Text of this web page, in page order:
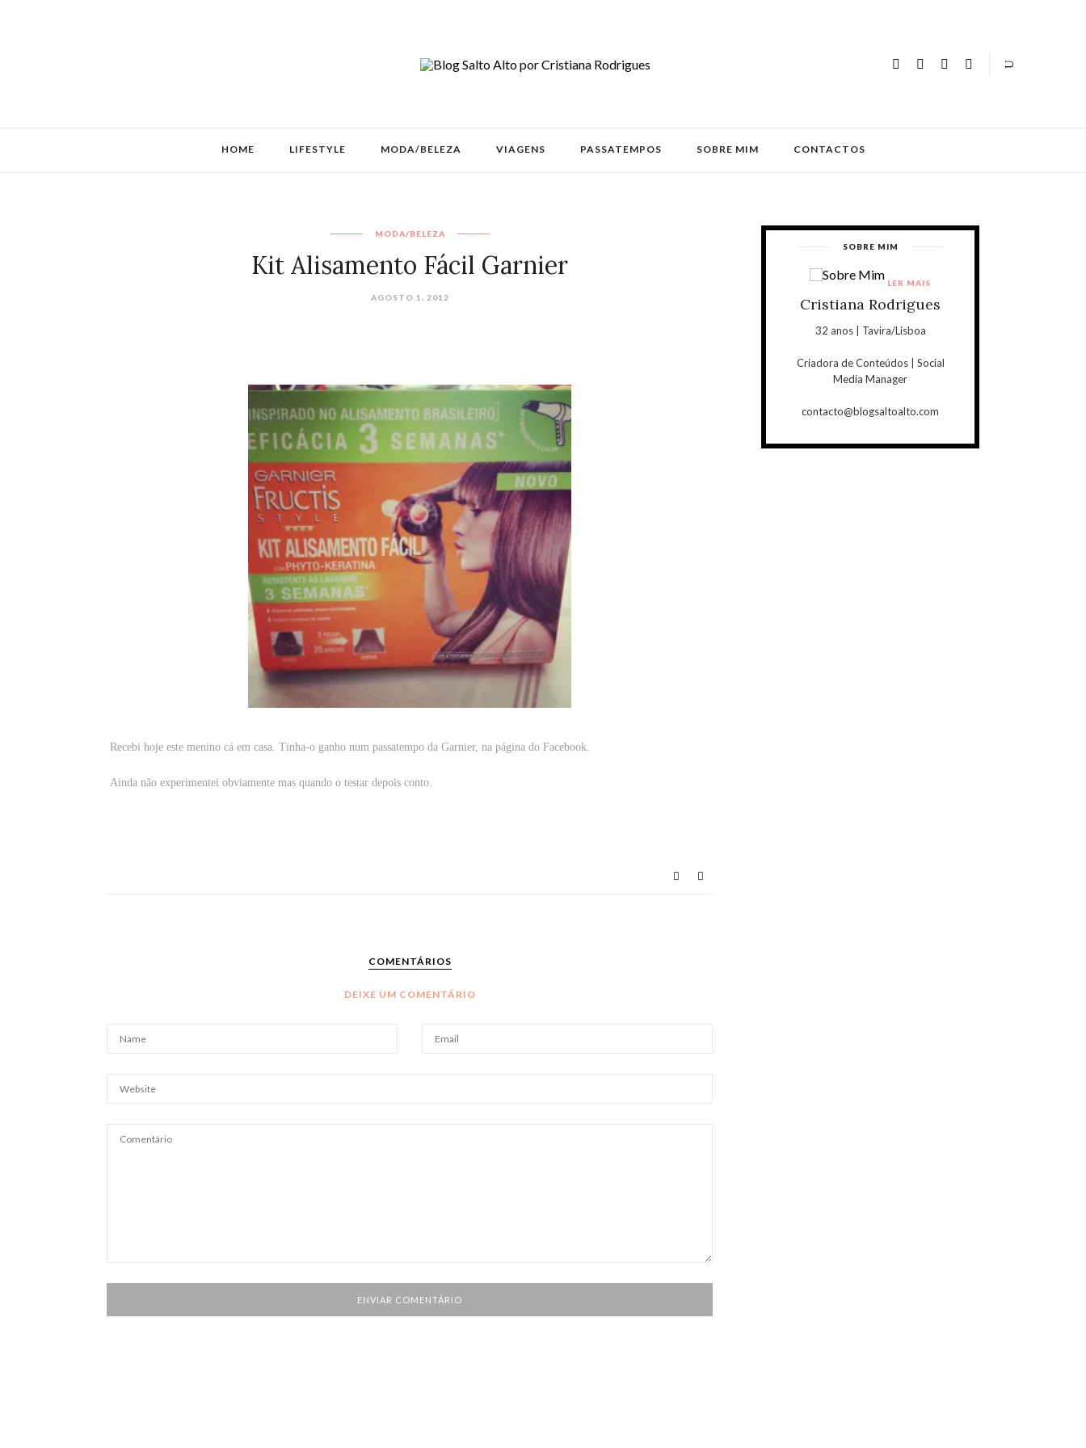
HOME LIFESTYLE MODA/BELEZA VIAGENS PASSATEMPOS SOBRE MIM CONTACTOS
MODA/BELEZA
Kit Alisamento Fácil Garnier
AGOSTO 1, 2012
Recebi hoje este menino cá em casa. Tinha-o ganho num passatempo da Garnier, na página do Facebook.
Ainda não experimentei obviamente mas quando o testar depois conto.
COMENTÁRIOS
DEIXE UM COMENTÁRIO
SOBRE MIM
Cristiana Rodrigues
32 anos | Tavira/Lisboa
Criadora de Conteúdos | Social
Media Manager
contacto@blogsaltoalto.com
LER MAIS